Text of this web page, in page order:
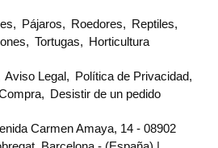
Pájaros Roedores
Reptiles
Tortugas Horticultura
Aviso Legal
Política de Privacidad
Desistir de un pedido
Carmen Amaya, 14 - 08902